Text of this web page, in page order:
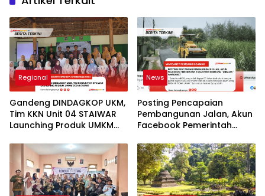
Regional
Gandeng DINDAGKOP UKM,
Tim KKN Unit 04 STAIWAR
Launching Produk UMKM
News
Posting Pencapaian
Pembangunan Jalan, Akun
Facebook Pemerintah
“Dirujak” Warganet